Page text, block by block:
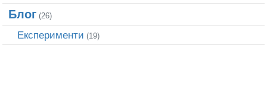
Блог (26)
Експерименти (19)